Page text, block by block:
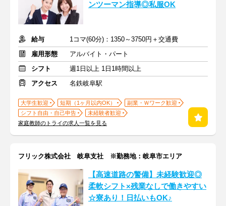
ンツーマン指導◎私服OK
給与
1コマ(60分)：1350～3750円＋交通費
雇用形態
アルバイト・パート
シフト
週1日以上 1日1時間以上
アクセス
名鉄岐阜駅
大学生歓迎 短期（1ヶ月以内OK）
副業・Ｗワーク歓迎
シフト自由・自己申告
未経験者歓迎
家庭教師のトライの求人一覧を見る
フリック株式会社 岐阜支社 ※勤務地：岐阜市エリア
【高速道路の警備】未経験歓迎◎
柔軟シフト×残業なしで働きやすい
☆寮あり！日払いもOK♪